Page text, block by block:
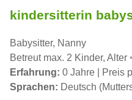
kindersitterin
Babysitter, Nanny
Betreut max. 2 Kinder, Alter
Erfahrung: 0 Jahre | Preis
Sprachen: Deutsch